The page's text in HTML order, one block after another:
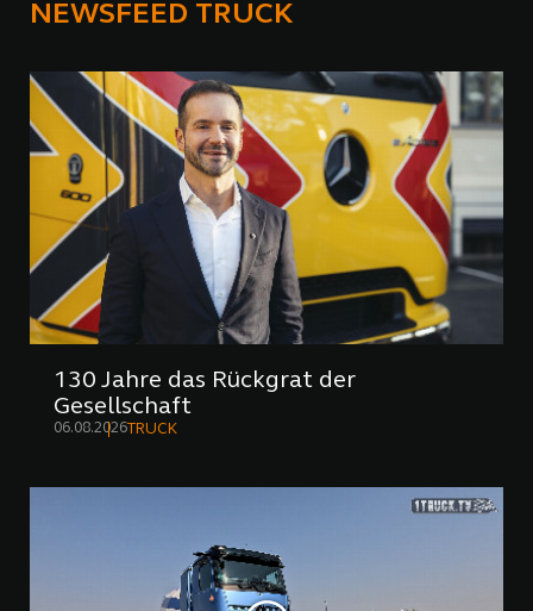
NEWSFEED TRUCK
130 Jahre das Rückgrat der
Gesellschaft
06.08.2026 TRUCK